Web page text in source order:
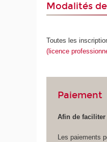
Modalités
Toutes les
(licence
Paiement
Afin de
Les paiements